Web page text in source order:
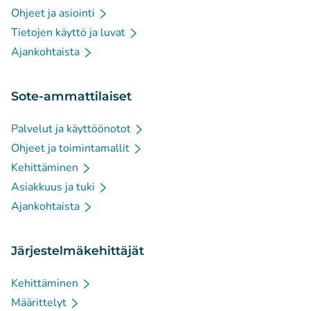
Ohjeet ja asiointi
Tietojen käyttö ja luvat
Ajankohtaista
Sote-ammattilaiset
Palvelut ja käyttöönotot
Ohjeet ja toimintamallit
Kehittäminen
Asiakkuus ja tuki
Ajankohtaista
Järjestelmäkehittäjät
Kehittäminen
Määrittelyt